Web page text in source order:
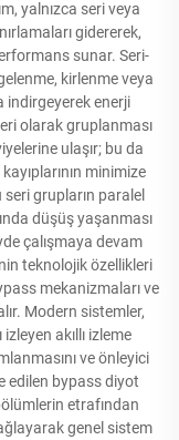
yalnızca seri veya
gidererek,
sunar. Seri-
kirlenme veya
indirgeyerek enerji
olarak gruplanması
ulaşır; bu da
minimize
grupların paralel
düşüş yaşanması
çalışmaya devam
teknolojik özellikleri
mekanizmaları ve
Modern sistemler,
akıllı izleme
ve önleyici
edilen bypass diyot
etrafından
genel sistem